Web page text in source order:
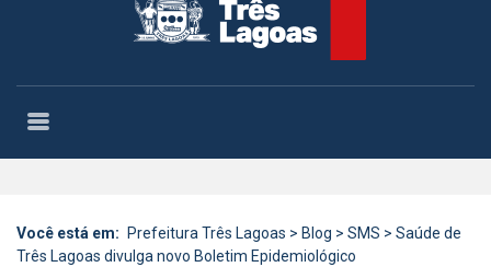
Você está em: Prefeitura Três Lagoas > Blog > SMS > Saúde de
Três Lagoas divulga novo Boletim Epidemiológico